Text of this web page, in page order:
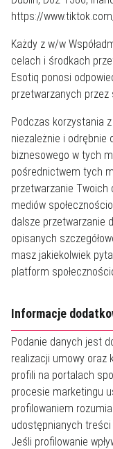
https://
Każdy z w/w
celach i środkach
Esotiq ponosi
przetwarzanych
Podczas korzystania
niezależnie i odrębnie
biznesowego w tych
pośrednictwem tych
przetwarzanie Twoich
mediów
dalsze przetwarzanie
opisanych
masz jakiekolwiek
platform
Informacje
Podanie danych jest
realizacji umowy oraz
profili na portalach
procesie marketingu
profilowaniem
udostępnianych treści
Jeśli profilowanie